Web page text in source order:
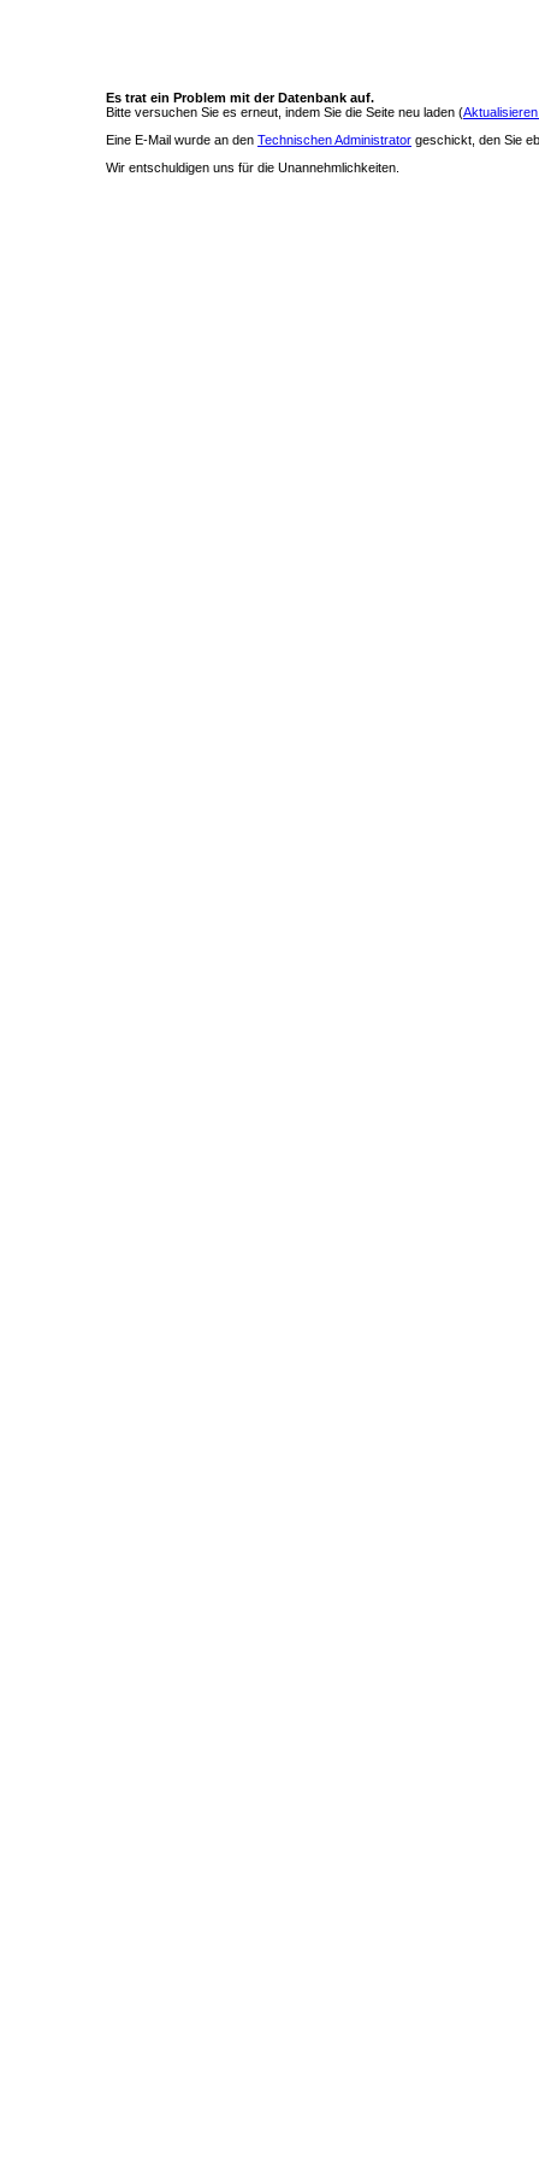
Es trat ein Problem mit der Datenbank auf.
Bitte versuchen Sie es erneut, indem Sie die Seite neu laden (
Eine E-Mail wurde an den Technischen Administrator geschickt, den Sie
Wir entschuldigen uns für die Unannehmlichkeiten.